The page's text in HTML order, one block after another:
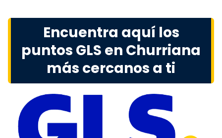
Encuentra aquí los
puntos GLS en Churriana
más cercanos a ti